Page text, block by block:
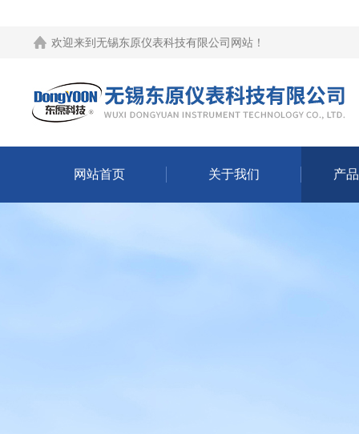
欢迎来到 无锡东原仪表科技有限公司网站 ！
网站首页 关于我们 产